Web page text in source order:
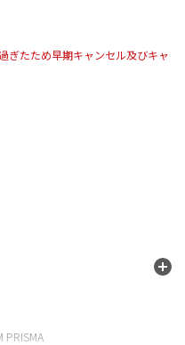
ぎたため早期キャンセル及びキャ